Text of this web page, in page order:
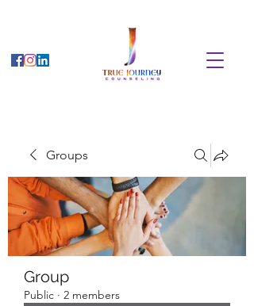
Groups
Group
Public · 2 members